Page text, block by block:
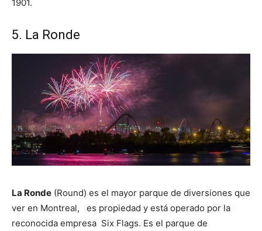
1901.
5. La Ronde
La Ronde (Round) es el mayor parque de diversiones que
ver en Montreal, es propiedad y está operado por la
reconocida empresa Six Flags. Es el parque de